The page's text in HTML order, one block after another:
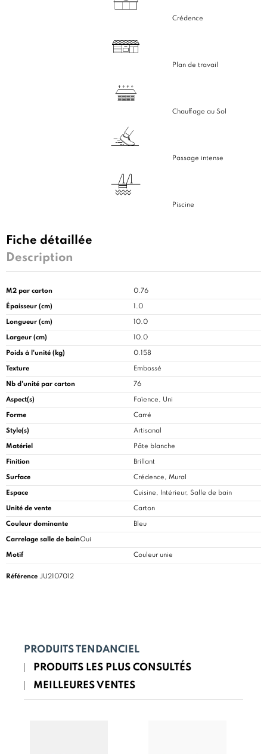
Crédence
Plan de travail
Chauffage au Sol
Passage intense
Piscine
Fiche détaillée
Description
M2 par carton 0.76
Épaisseur (cm) 1.0
Longueur (cm) 10.0
Largeur (cm) 10.0
Poids à l'unité (kg) 0.158
Texture Embossé
Nb d'unité par carton 76
Aspect(s) Faïence, Uni
Forme Carré
Style(s) Artisanal
Matériel Pâte blanche
Finition Brillant
Surface Crédence, Mural
Espace Cuisine, Intérieur, Salle de bain
Unité de vente Carton
Couleur dominante Bleu
Carrelage salle de bainOui
Motif Couleur unie
Référence JU2107012
PRODUITS TENDANCIEL
PRODUITS LES PLUS CONSULTÉS
MEILLEURES VENTES